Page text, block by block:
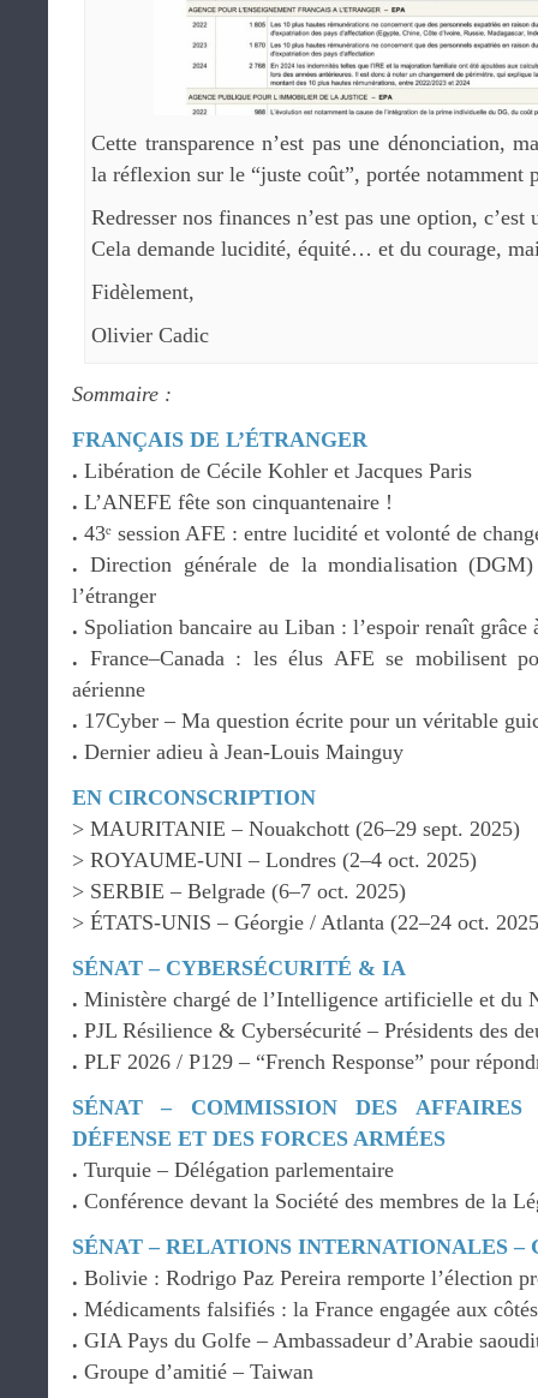
Cette transparence n’est pas une dénonciation,
la réflexion sur le “juste coût”, portée
Redresser nos finances n’est pas une option, c’est
Cela demande lucidité, équité… et du courage,
Fidèlement,
Olivier Cadic
Sommaire :
FRANÇAIS DE L’ÉTRANGER
. Libération de Cécile Kohler et Jacques Paris
. L’ANEFE fête son cinquantenaire !
. 43ᵉ session AFE : entre lucidité et volonté de
. Direction générale de la mondialisation
l’étranger
. Spoliation bancaire au Liban : l’espoir renaît grâce
. France–Canada : les élus AFE se mobilisent
aérienne
. 17Cyber – Ma question écrite pour un véritable
. Dernier adieu à Jean-Louis Mainguy
EN CIRCONSCRIPTION
> MAURITANIE – Nouakchott (26–29 sept. 2025)
> ROYAUME-UNI – Londres (2–4 oct. 2025)
> SERBIE – Belgrade (6–7 oct. 2025)
> ÉTATS-UNIS – Géorgie / Atlanta (22–24 oct.
SÉNAT – CYBERSÉCURITÉ & IA
. Ministère chargé de l’Intelligence artificielle et du
. PJL Résilience & Cybersécurité – Présidents des
. PLF 2026 / P129 – “French Response” pour
SÉNAT – COMMISSION DES
DÉFENSE ET DES FORCES ARMÉES
. Turquie – Délégation parlementaire
. Conférence devant la Société des membres de la
SÉNAT – RELATIONS INTERNATIONALES –
. Bolivie : Rodrigo Paz Pereira remporte l’élection
. Médicaments falsifiés : la France engagée aux
. GIA Pays du Golfe – Ambassadeur d’Arabie
. Groupe d’amitié – Taiwan